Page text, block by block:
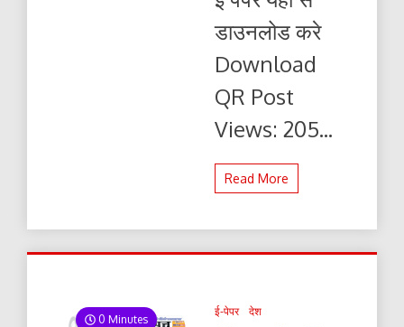
पेपर
यहाँ
पढ़ें
डाउनलोड
डाउनलोड करे
Download
QR Post
Views: 205...
Read More
0 Minutes
ई-पेपर देश